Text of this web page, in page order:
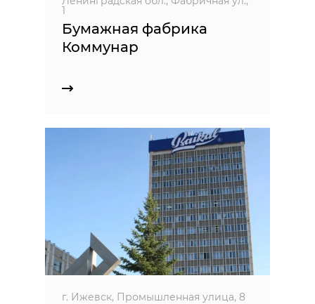
1
Бумажная фабрика
Коммунар
г. Ижевск, Промышленная улица, 8